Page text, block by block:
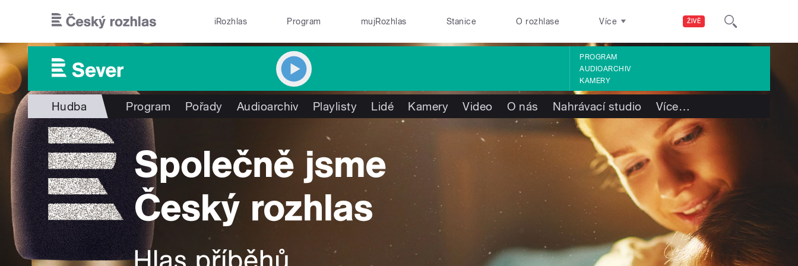
ŽIVĚ
iRozhlas Program mujRozhlas Stanice O rozhlase Více
PROGRAM
AUDIOARCHIV
KAMERY
Hudba Program Pořady Audioarchiv Playlisty Lidé Kamery Video O nás Nahrávací studio Více…